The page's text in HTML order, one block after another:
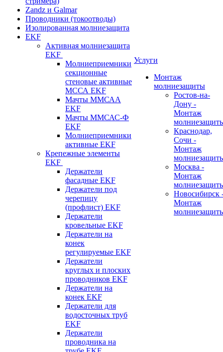
Zandz и Galmar
Проводники (токоотводы)
Изолированная молниезащита
EKF
Активная молниезащита
EKF
Молниеприемники
секционные
стеновые активные
МССА EKF
Мачты ММСАА
EKF
Мачты ММСАС-Ф
EKF
Молниеприемники
активные EKF
Крепежные элементы
EKF
Держатели
фасадные EKF
Держатели под
черепицу
(профлист) EKF
Держатели
кровельные EKF
Держатели на
конек
регулируемые EKF
Держатели
круглых и плоских
проводников EKF
Держатели на
конек EKF
Держатели для
водосточных труб
EKF
Держатели
проводника на
Услуги
Монтаж
молниезащиты
Ростов-на-
Дону -
Монтаж
Краснодар,
Сочи -
Монтаж
Москва -
Монтаж
Новосибирск
Монтаж